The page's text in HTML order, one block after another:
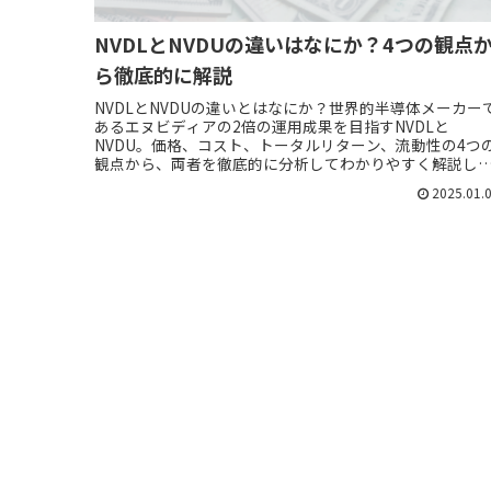
NVDLとNVDUの違いはなにか？4つの観点
ら徹底的に解説
NVDLとNVDUの違いとはなにか？世界的半導体メーカー
あるエヌビディアの2倍の運用成果を目指すNVDLと
NVDU。価格、コスト、トータルリターン、流動性の4つ
観点から、両者を徹底的に分析してわかりやすく解説しま